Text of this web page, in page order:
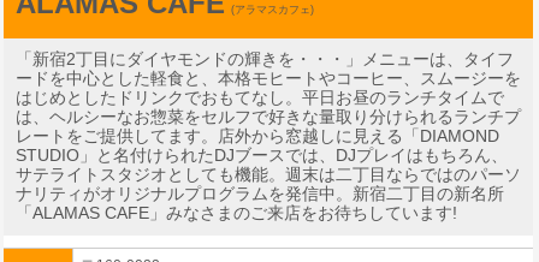
(アラマスカフェ)
「新宿2丁目にダイヤモンドの輝きを・・・」メニューは、タイフ
ードを中心とした軽食と、本格モヒートやコーヒー、スムージーを
はじめとしたドリンクでおもてなし。平日お昼のランチタイムで
は、ヘルシーなお惣菜をセルフで好きな量取り分けられるランチプ
レートをご提供してます。店外から窓越しに見える「DIAMOND
STUDIO」と名付けられたDJブースでは、DJプレイはもちろん、
サテライトスタジオとしても機能。週末は二丁目ならではのパーソ
ナリティがオリジナルプログラムを発信中。新宿二丁目の新名所
「ALAMAS CAFE」みなさまのご来店をお待ちしています!